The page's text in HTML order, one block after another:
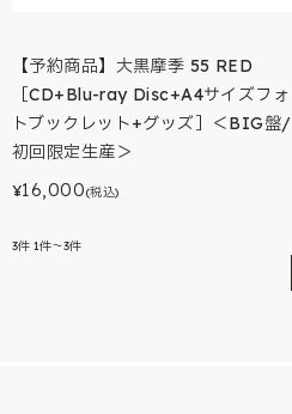
【予約商品】大黒摩季 55 RED
［CD+Blu-ray Disc+A4サイズフォ
トブックレット+グッズ］＜BIG盤/
初回限定生産＞
¥16,000(税込)
3件 1件～3件